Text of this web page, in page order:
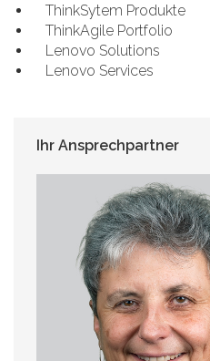
ThinkSytem Produkte
ThinkAgile Portfolio
Lenovo Solutions
Lenovo Services
Ihr Ansprechpartner